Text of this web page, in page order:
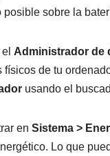
posible sobre la
Administrador de
de tu
usando el
en Sistema >
Lo que